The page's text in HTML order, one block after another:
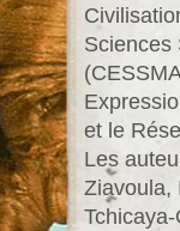
Sciences
et le
Les
Ziavoula,